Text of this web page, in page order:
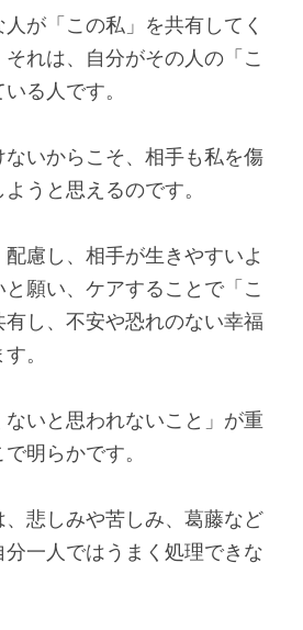
が「この私」を共有してく
れは、自分がその人の「こ
る人です。
いからこそ、相手も私を傷
うと思えるのです。
慮し、相手が生きやすいよ
願い、ケアすることで「こ
し、不安や恐れのない幸福
。
ないと思われないこと」が重
明らかです。
、悲しみや苦しみ、葛藤など
分一人ではうまく処理できな